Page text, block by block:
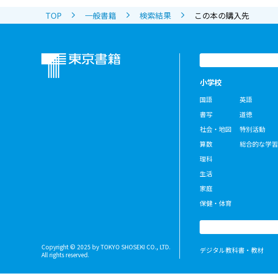
TOP 一般書籍 検索結果 この本の購入先
Copyright © 2025 by TOKYO SHOSEKI CO., LTD.
All rights reserved.
小学校
国語
書写
社会・地図
算数
理科
生活
家庭
保健・体育
英語
道徳
特別活動
総合的な学習
デジタル教科書・教材